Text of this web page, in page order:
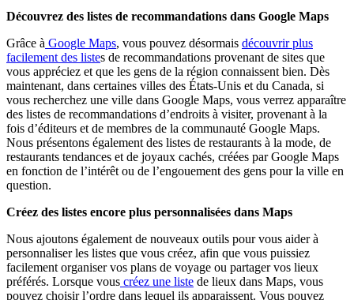
Découvrez des listes de recommandations dans Google Maps
Grâce à Google Maps, vous pouvez désormais découvrir plus
facilement des listes de recommandations provenant de sites que
vous appréciez et que les gens de la région connaissent bien. Dès
maintenant, dans certaines villes des États-Unis et du Canada, si
vous recherchez une ville dans Google Maps, vous verrez apparaître
des listes de recommandations d’endroits à visiter, provenant à la
fois d’éditeurs et de membres de la communauté Google Maps.
Nous présentons également des listes de restaurants à la mode, de
restaurants tendances et de joyaux cachés, créées par Google Maps
en fonction de l’intérêt ou de l’engouement des gens pour la ville en
question.
Créez des listes encore plus personnalisées dans Maps
Nous ajoutons également de nouveaux outils pour vous aider à
personnaliser les listes que vous créez, afin que vous puissiez
facilement organiser vos plans de voyage ou partager vos lieux
préférés. Lorsque vous créez une liste de lieux dans Maps, vous
pouvez choisir l’ordre dans lequel ils apparaissent. Vous pouvez